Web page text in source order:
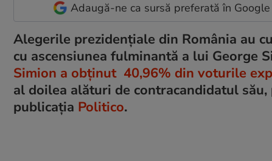
Adaugă-ne ca sursă preferată în Google
Alegerile prezidențiale din România au
cu ascensiunea fulminantă a lui George
Simion a obținut 40,96% din voturile
al doilea alături de contracandidatul
publicația Politico.